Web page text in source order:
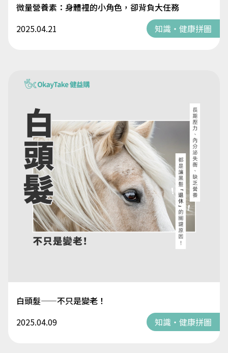
微量營養素：身體裡的小角色，卻背負大任務
2025.04.21
知識・健康拼圖
白頭髮——不只是變老！
2025.04.09
知識・健康拼圖